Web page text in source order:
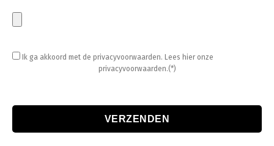
Ik ga akkoord met de privacyvoorwaarden. Lees hier onze
privacyvoorwaarden.(*)